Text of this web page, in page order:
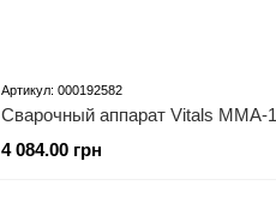
Артикул: 000192582
4 084.00 грн